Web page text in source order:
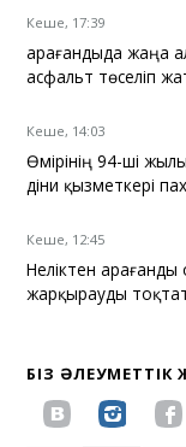
Кеше, 17:39
Қарағандыда жаңа
асфальт төселіп
Кеше, 14:03
Өмірінің 94-ші
діни қызметкері
Кеше, 12:45
Неліктен
жарқырауды
БІЗ ӘЛЕУМЕТТІК